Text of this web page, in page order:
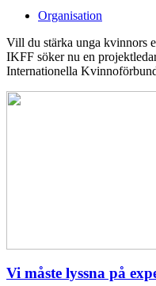
Organisation
Vill du stärka unga kvinnors
IKFF söker nu en
Internationella
Vi måste lyssna på